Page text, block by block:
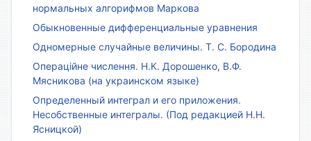
нормальных алгорифмов Маркова
Обыкновенные дифференциальные уравнения
Одномерные случайные величины. Т. С. Бородина
Операційне числення. Н.К. Дорошенко, В.Ф.
Мясникова (на украинском языке)
Определенный интеграл и его приложения.
Несобственные интегралы. (Под редакцией Н.Н.
Ясницкой)